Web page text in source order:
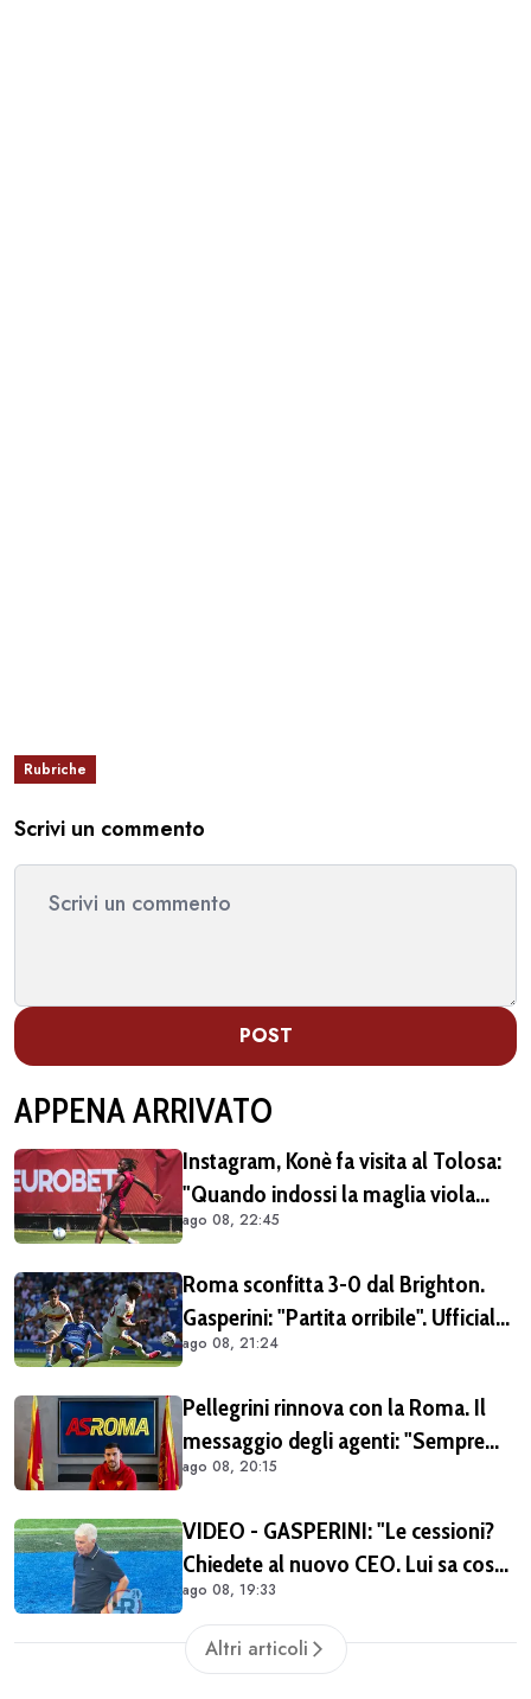
Rubriche
Scrivi un commento
POST
APPENA ARRIVATO
Instagram, Konè fa visita al Tolosa:
"Quando indossi la maglia viola
diventi parte della famiglia. Era
VIDEO)
ago 08, 22:45
Roma sconfitta 3-0 dal Brighton.
Gasperini: "Partita orribile". Ufficiale
il rinnovo di Pellegrini
ago 08, 21:24
Pellegrini rinnova con la Roma. Il
messaggio degli agenti: "Sempre
orgogliosi di essere al tuo fianco"
ago 08, 20:15
VIDEO - GASPERINI: "Le cessioni?
Chiedete al nuovo CEO. Lui sa cosa
può fare la Roma"
ago 08, 19:33
Altri articoli